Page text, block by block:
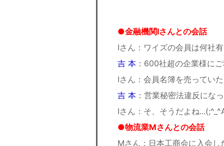
●金融機関Iさんとの会話
Iさん：ワイズの会員は何社
吉 本 ：600社超の企業様に
Iさん：会員名簿を売ってい
吉 本 ：営業秘密法違反にな
Iさん：そ、そうだよね
●物流業Mさんとの会話
Mさん：日本工商会に入会